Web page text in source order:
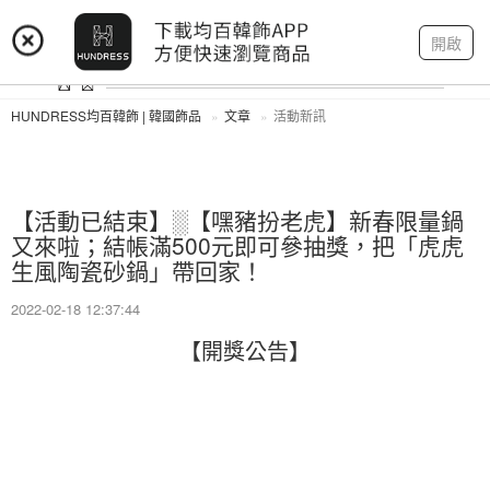
開啟
登入 註冊 我的帳戶
HUNDRESS均百韓飾 | 韓國飾品 文章 活動新訊
【活動已結束】░【嘿豬扮老虎】新春限量鍋
又來啦；結帳滿500元即可參抽獎，把「虎虎
生風陶瓷砂鍋」帶回家！
2022-02-18 12:37:44
【開獎公告】